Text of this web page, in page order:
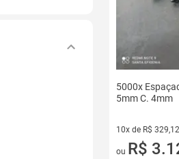
5000x
5mm C. 4mm
10x de R$
10 vez de R$
ou R$